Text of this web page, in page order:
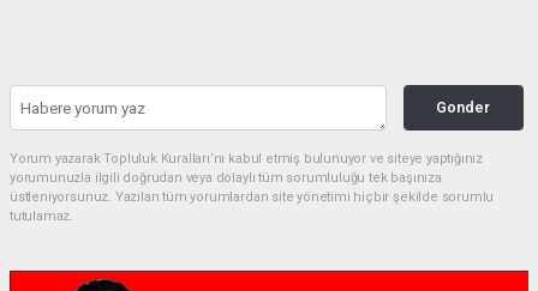
Gonder
Yorum yazarak Topluluk Kuralları’nı kabul etmiş bulunuyor ve siteye yaptığınız
yorumunuzla ilgili doğrudan veya dolaylı tüm sorumluluğu tek başınıza
üstleniyorsunuz. Yazılan tüm yorumlardan site yönetimi hiçbir şekilde sorumlu
tutulamaz.